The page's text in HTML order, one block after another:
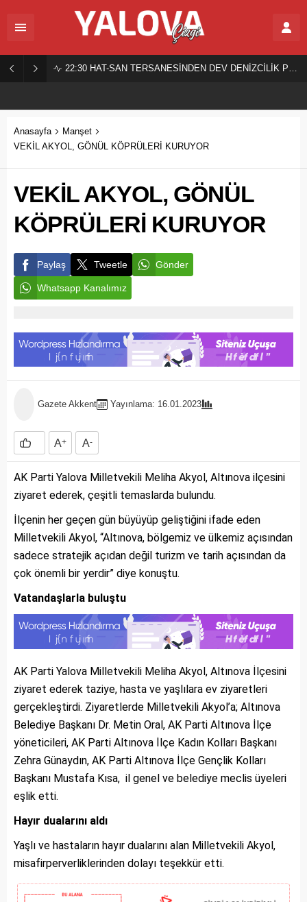
22:30 HAT-SAN TERSANESİNDEN DEV DENİZCİLİK PROJESİ!
Anasayfa
Manşet
VEKİL AKYOL, GÖNÜL KÖPRÜLERİ KURUYOR
VEKİL AKYOL, GÖNÜL
KÖPRÜLERİ KURUYOR
Paylaş Tweetle Gönder
Whatsapp Kanalımız
Gazete Akkent Yayınlama: 16.01.2023
A+ A-
AK Parti Yalova Milletvekili Meliha Akyol, Altınova ilçesini
ziyaret ederek, çeşitli temaslarda bulundu.
İlçenin her geçen gün büyüyüp geliştiğini ifade eden
Milletvekili Akyol, “Altınova, bölgemiz ve ülkemiz açısından
sadece stratejik açıdan değil turizm ve tarih açısından da
çok önemli bir yerdir” diye konuştu.
Vatandaşlarla buluştu
AK Parti Yalova Milletvekili Meliha Akyol, Altınova İlçesini
ziyaret ederek taziye, hasta ve yaşlılara ev ziyaretleri
gerçekleştirdi. Ziyaretlerde Milletvekili Akyol’a; Altınova
Belediye Başkanı Dr. Metin Oral, AK Parti Altınova İlçe
yöneticileri, AK Parti Altınova İlçe Kadın Kolları Başkanı
Zehra Günaydın, AK Parti Altınova İlçe Gençlik Kolları
Başkanı Mustafa Kısa, il genel ve belediye meclis üyeleri
eşlik etti.
Hayır dualarını aldı
Yaşlı ve hastaların hayır dualarını alan Milletvekili Akyol,
misafirperverliklerinden dolayı teşekkür etti.